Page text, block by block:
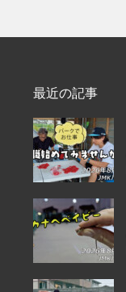
最近の記事